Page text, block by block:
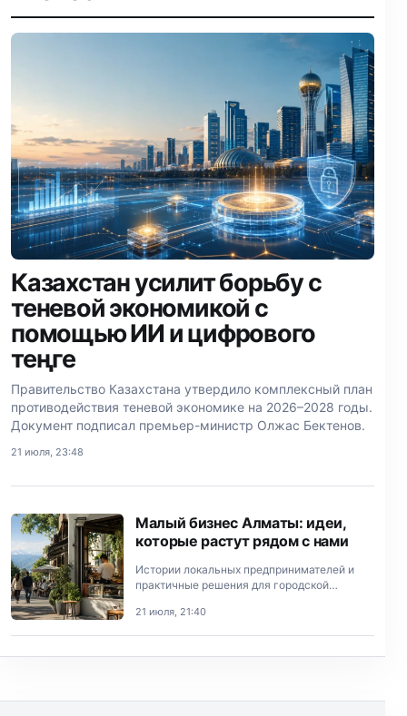
Казахстан усилит борьбу с
теневой экономикой с
помощью ИИ и цифрового
теңге
Правительство Казахстана утвердило комплексный план
противодействия теневой экономике на 2026–2028 годы.
Документ подписал премьер-министр Олжас Бектенов.
21 июля, 23:48
Малый бизнес Алматы: идеи,
которые растут рядом с нами
Истории локальных предпринимателей и
практичные решения для городской
21 июля, 21:40